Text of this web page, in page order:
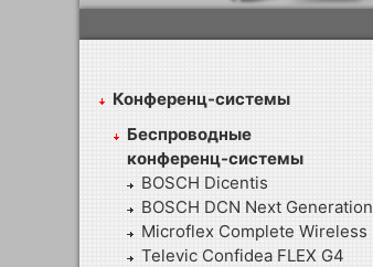
Конференц-системы
Беспроводные
конференц-системы
BOSCH Dicentis
BOSCH DCN Next Generation
Microflex Complete Wireless
Televic Confidea FLEX G4